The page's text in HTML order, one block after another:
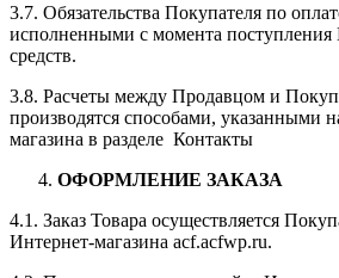
3.7. Обязательства Покупателя по
исполненными с момента
средств.
3.8. Расчеты между Продавцом и
производятся способами, указанными
магазина в разделе Контакты
ОФОРМЛЕНИЕ ЗАКАЗА
4.1. Заказ Товара осуществляется
Интернет-магазина acf.acfwp.ru.